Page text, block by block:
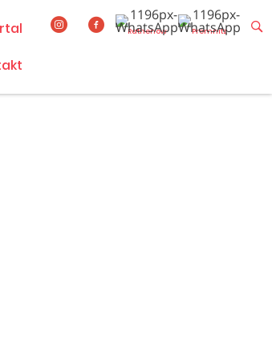
Rathenow Premnitz